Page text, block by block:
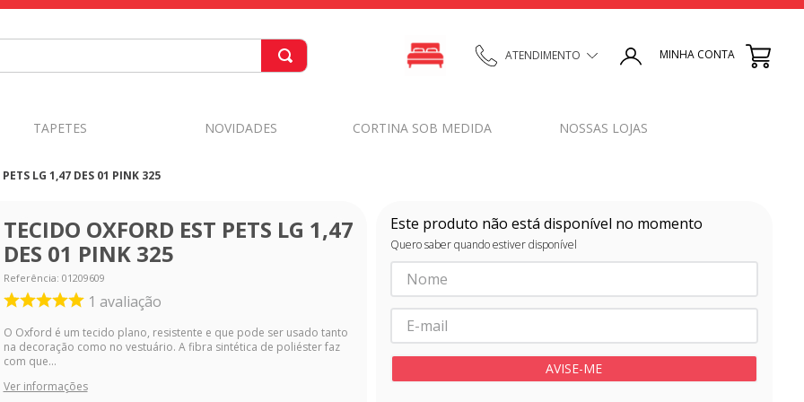
ATENDIMENTO MINHA CONTA
TAPETES NOVIDADES CORTINA SOB MEDIDA NOSSAS LOJAS
LG 1,47 DES 01 PINK 325
TECIDO OXFORD EST PETS LG 1,47
DES 01 PINK 325
Referência: 01209609
1 avaliação
O Oxford é um tecido plano, resistente e que pode ser usado tanto
na decoração como no vestuário. A fibra sintética de poliéster faz
com que...
Ver informações
Este produto não está disponível no momento
Quero saber quando estiver disponível